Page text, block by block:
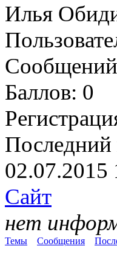
Илья
Баллов: 0
Последний
02.07.2015
Сайт
нет
Темы Сообщения